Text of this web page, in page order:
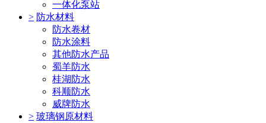
一体化泵站
> 防水材料
防水卷材
防水涂料
其他防水产品
蜀羊防水
桂湖防水
科顺防水
威牌防水
> 玻璃钢原材料